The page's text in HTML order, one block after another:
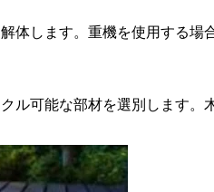
体します。重機を使用する
ル可能な部材を選別します。